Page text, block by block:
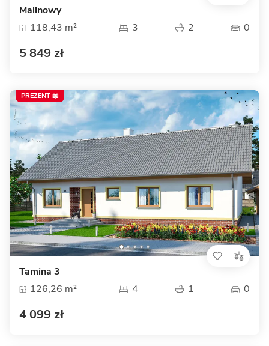
Malinowy
118,43 m²
3 2 0
5 849 zł
Tamina 3
126,26 m²
4 1 0
4 099 zł
PREZENT 📖